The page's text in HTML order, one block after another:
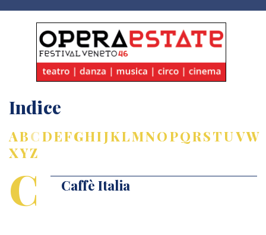
Indice
ABCDEFGHIJKLMNOPQRSTUVW
XYZ
C Caffè Italia